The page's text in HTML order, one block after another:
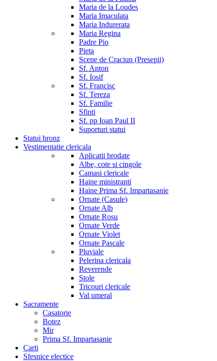
Maria de la Loudes
Maria Imaculata
Maria Indurerata
Maria Regina
Padre Pio
Pieta
Scene de Craciun (Presepii)
Sf. Anton
Sf. Iosif
Sf. Francisc
Sf. Tereza
Sf. Familie
Sfinti
Sf. pp Ioan Paul II
Suporturi statui
Statui bronz
Vestimentatie clericala
Aplicatii brodate
Albe, cote si cingole
Camasi clericale
Haine ministranti
Haine Prima Sf. Impartasanie
Ornate (Casule)
Ornate Alb
Ornate Rosu
Ornate Verde
Ornate Violet
Ornate Pascale
Pluviale
Pelerina clericala
Reverende
Stole
Tricouri clericale
Val umeral
Sacramente
Casatorie
Botez
Mir
Prima Sf. Impartasanie
Carti
Sfesnice electice